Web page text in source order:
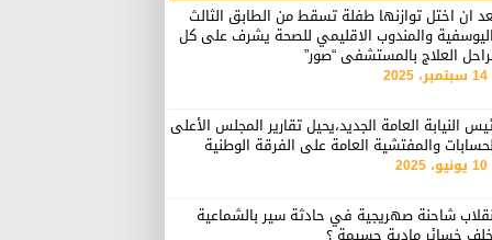
ان اختل توازنها طفلة تسقط من الطابق الثالث
والمندوب الاقليمي للصحة يشرف على كل
العلاج بالمستشفى “صور”
14 سبتمبر، 2025
النيابة العامة الجديد،يحيل تقارير المجلس الأعلى
والمفتشية العامة على الفرقة الوطنية
10 يونيو، 2025
شاحنة صهريجية في حادثة سير بالشماعية